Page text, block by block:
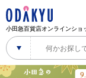
小田急百貨店オンラインショ